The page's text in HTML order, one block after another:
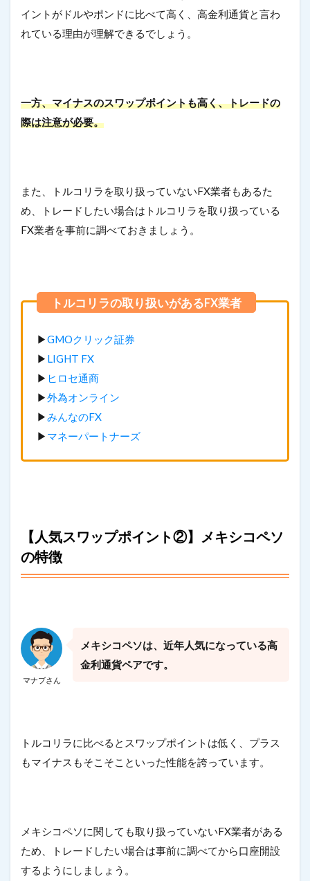
イントがドルやポンドに比べて高く、高金利通貨と言わ
れている理由が理解できるでしょう。
一方、マイナスのスワップポイントも高く、トレードの
際は注意が必要。
また、トルコリラを取り扱っていないFX業者もあるた
め、トレードしたい場合はトルコリラを取り扱っている
FX業者を事前に調べておきましょう。
▶GMOクリック証券
▶ LIGHT FX
▶ ヒロセ通商
▶外為オンライン
▶みんなのFX
▶ マネーパートナーズ
【人気スワップポイント②】メキシコペソ
の特徴
マナブさん
メキシコペソは、近年人気になっている高
金利通貨ペアです。
トルコリラに比べるとスワップポイントは低く、プラス
もマイナスもそこそこといった性能を誇っています。
メキシコペソに関しても取り扱っていないFX業者がある
ため、トレードしたい場合は事前に調べてから口座開設
するようにしましょう。